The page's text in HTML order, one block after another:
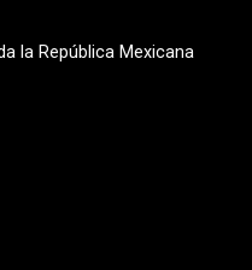
la República Mexicana